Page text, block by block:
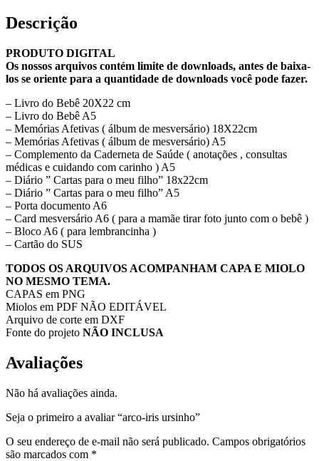
Descrição
PRODUTO DIGITAL
Os nossos arquivos contém limite de downloads, antes de baixa-
los se oriente para a quantidade de downloads você pode fazer.
– Livro do Bebê 20X22 cm
– Livro do Bebê A5
– Memórias Afetivas ( álbum de mesversário) 18X22cm
– Memórias Afetivas ( álbum de mesversário) A5
– Complemento da Caderneta de Saúde ( anotações , consultas
médicas e cuidando com carinho ) A5
– Diário ” Cartas para o meu filho” 18x22cm
– Diário ” Cartas para o meu filho” A5
– Porta documento A6
– Card mesversário A6 ( para a mamãe tirar foto junto com o bebê )
– Bloco A6 ( para lembrancinha )
– Cartão do SUS
TODOS OS ARQUIVOS ACOMPANHAM CAPA E MIOLO
NO MESMO TEMA.
CAPAS em PNG
Miolos em PDF NÃO EDITÁVEL
Arquivo de corte em DXF
Fonte do projeto NÃO INCLUSA
Avaliações
Não há avaliações ainda.
Seja o primeiro a avaliar “arco-iris ursinho”
O seu endereço de e-mail não será publicado. Campos obrigatórios
são marcados com *